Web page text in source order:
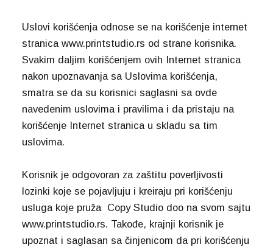
Uslovi korišćenja odnose se na korišćenje internet
stranica www.printstudio.rs od strane korisnika.
Svakim daljim korišćenjem ovih Internet stranica
nakon upoznavanja sa Uslovima korišćenja,
smatra se da su korisnici saglasni sa ovde
navedenim uslovima i pravilima i da pristaju na
korišćenje Internet stranica u skladu sa tim
uslovima.
Korisnik je odgovoran za zaštitu poverljivosti
lozinki koje se pojavljuju i kreiraju pri korišćenju
usluga koje pruža Copy Studio doo na svom sajtu
www.printstudio.rs. Takođe, krajnji korisnik je
upoznat i saglasan sa činjenicom da pri korišćenju